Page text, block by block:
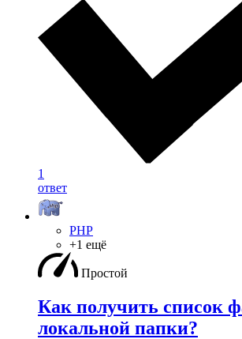
1
ответ
PHP
+1 ещё
Простой
Как получить список
локальной папки?